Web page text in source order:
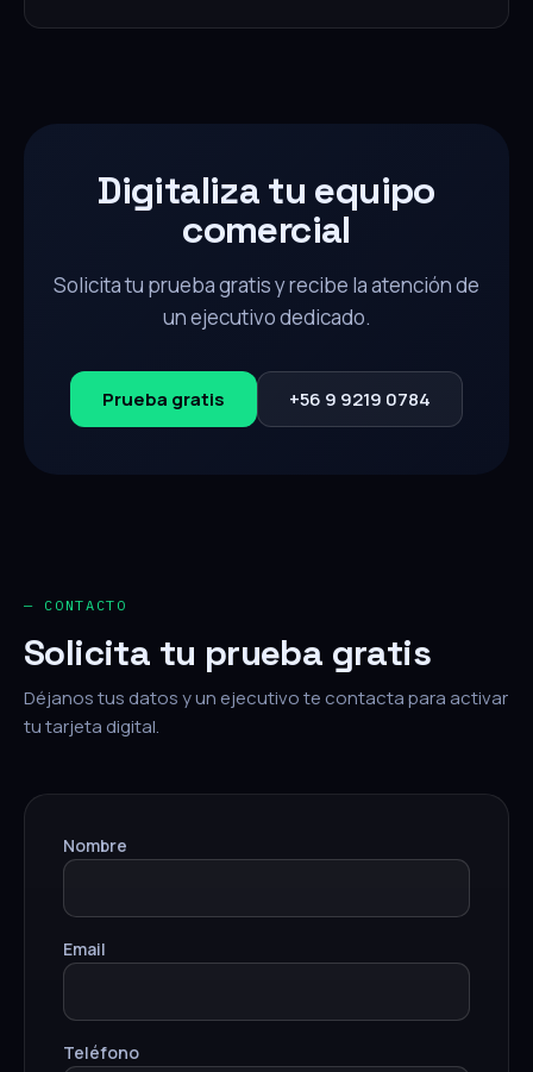
Digitaliza tu equipo
comercial
Solicita tu prueba gratis y recibe la atención de
un ejecutivo dedicado.
Prueba gratis +56 9 9219 0784
— CONTACTO
Solicita tu prueba gratis
Déjanos tus datos y un ejecutivo te contacta para activar
tu tarjeta digital.
Nombre
Email
Teléfono